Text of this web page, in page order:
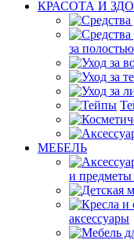
КРАСОТА И
за
МЕБЕЛЬ
и предметы
аксессуары